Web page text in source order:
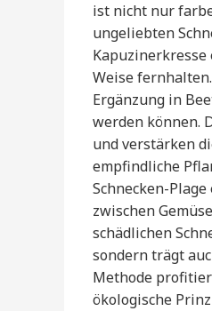
ist nicht nur
ungeliebten
Weise
Ergänzung in
werden können.
und verstärken
empfindliche
Schnecken-
zwischen
schädlichen
sondern trägt
Methode
ökologische